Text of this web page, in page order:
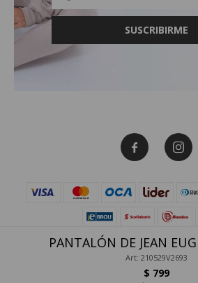
PANTALÓN DE JEAN
Art: 210529V2693
$ 799
SUSCRIBIRME
 